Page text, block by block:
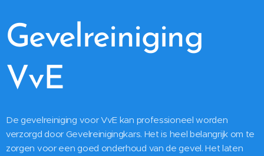
Gevelreiniging
VvE
De gevelreiniging voor VvE kan professioneel worden
verzorgd door Gevelreinigingkars. Het is heel belangrijk om te
zorgen voor een goed onderhoud van de gevel. Het laten